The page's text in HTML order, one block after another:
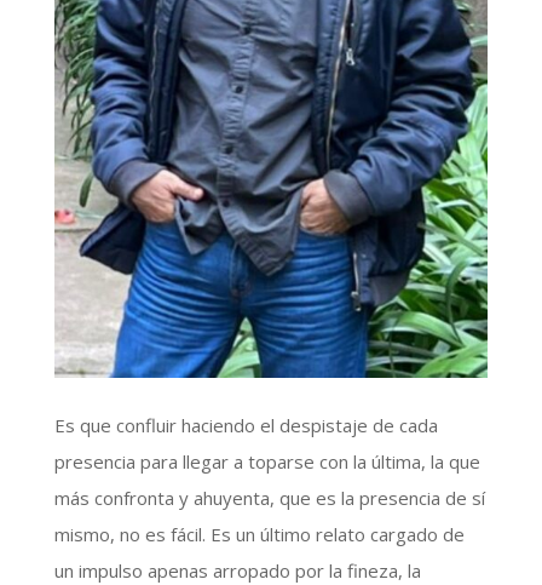
Es que confluir haciendo el despistaje de cada
presencia para llegar a toparse con la última, la que
más confronta y ahuyenta, que es la presencia de sí
mismo, no es fácil. Es un último relato cargado de
un impulso apenas arropado por la fineza, la